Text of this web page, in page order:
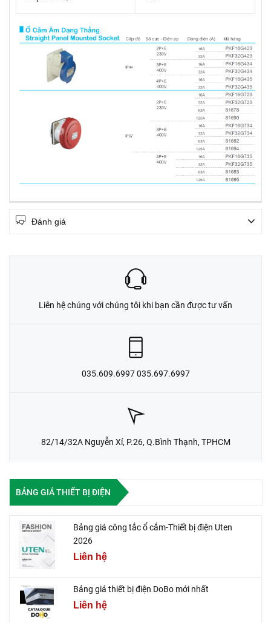
Đánh giá
Liên hệ chúng với chúng tôi khi bạn cần được tư vấn
035.609.6997 035.697.6997
82/14/32A Nguyễn Xí, P.26, Q.Bình Thạnh, TPHCM
BẢNG GIÁ THIẾT BỊ ĐIỆN
Bảng giá công tắc ổ cắm-Thiết bị điện Uten
2026
Liên hệ
Bảng giá thiết bị điện DoBo mới nhất
Liên hệ